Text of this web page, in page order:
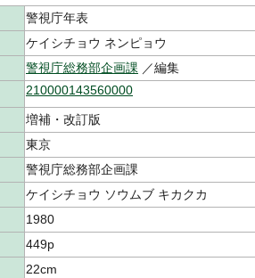
警視庁年表
ケイシチョウ ネンピョウ
警視庁総務部企画課 ／編集
210000143560000
増補・改訂版
東京
警視庁総務部企画課
ケイシチョウ ソウムブ キカクカ
1980
449p
22cm